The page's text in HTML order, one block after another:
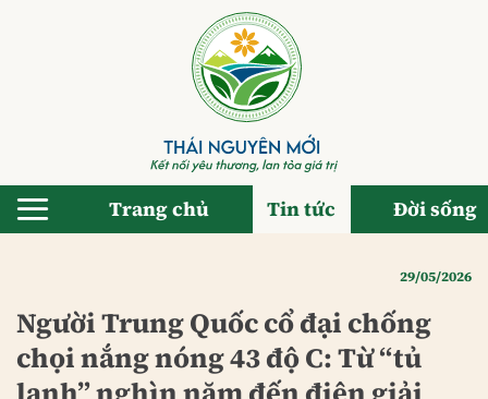
Trang chủ Tin tức Đời sống
29/05/2026
Người Trung Quốc cổ đại chống
chọi nắng nóng 43 độ C: Từ “tủ